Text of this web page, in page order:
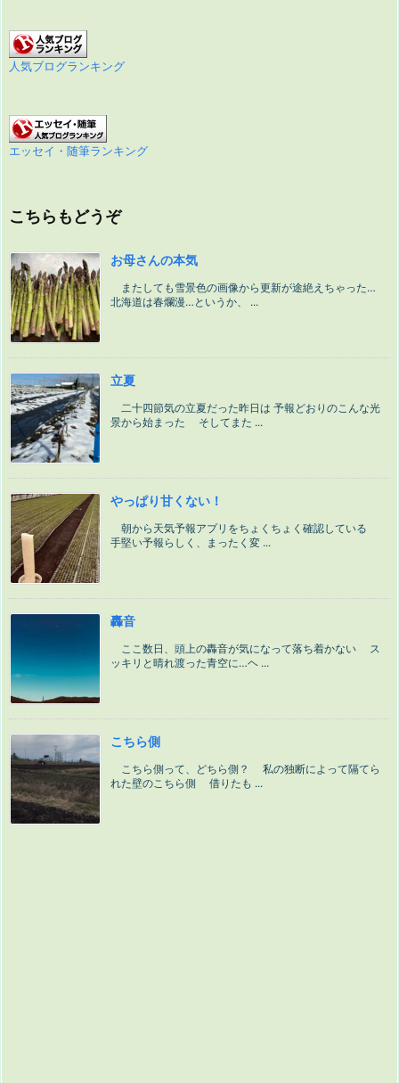
人気ブログランキング
エッセイ・随筆ランキング
こちらもどうぞ
お母さんの本気
またしても雪景色の画像から更新が途絶えちゃった…
北海道は春爛漫…というか、 ...
立夏
二十四節気の立夏だった昨日は 予報どおりのこんな光
景から始まった そしてまた ...
やっぱり甘くない！
朝から天気予報アプリをちょくちょく確認している
手堅い予報らしく、まったく変 ...
轟音
ここ数日、頭上の轟音が気になって落ち着かない ス
ッキリと晴れ渡った青空に…ヘ ...
こちら側
こちら側って、どちら側？ 私の独断によって隔てら
れた壁のこちら側 借りたも ...